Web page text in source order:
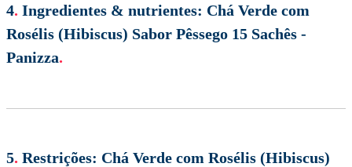
4. Ingredientes & nutrientes: Chá Verde com
Rosélis (Hibiscus) Sabor Pêssego 15 Sachês -
Panizza.
5. Restrições: Chá Verde com Rosélis (Hibiscus)